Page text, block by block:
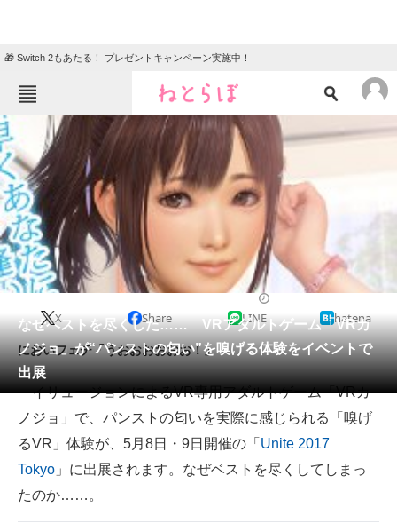
🎁 Switch 2もあたる！ プレゼントキャンペーン実施中！
ねとらぼメニュー
TOP ニュース
エンタメ クイズ
グルメ
住まい 教育・育児
動物 リサーチ
会員記事
メディア
注目記事を集めた総合ページ
ITの今と未来を見通す
スマホと通信の最新トレンド
なぜベストを尽くした…… VRアダルトゲーム「VRカ
ノジョ」が“パンストの匂い”を嗅げる体験をイベントで
出展
X Share LINE hatena
においフェチ「うおおおおおお！」
イリュージョンによるVR専用アダルトゲーム「VRカ
ノジョ」で、パンストの匂いを実際に感じられる「嗅げ
るVR」体験が、5月8日・9日開催の「 Unite 2017
Tokyo 」に出展されます。なぜベストを尽くしてしまっ
たのか……。